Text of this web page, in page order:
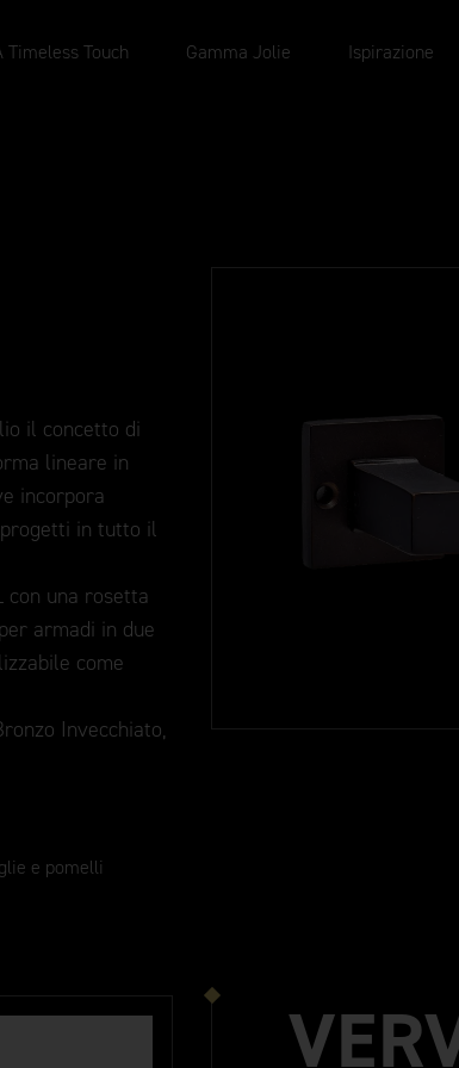
Timeless Touch Gamma Jolie Ispirazione
il concetto di
lineare in
incorpora
in tutto il
con una rosetta
armadi in due
come
Invecchiato,
e pomelli